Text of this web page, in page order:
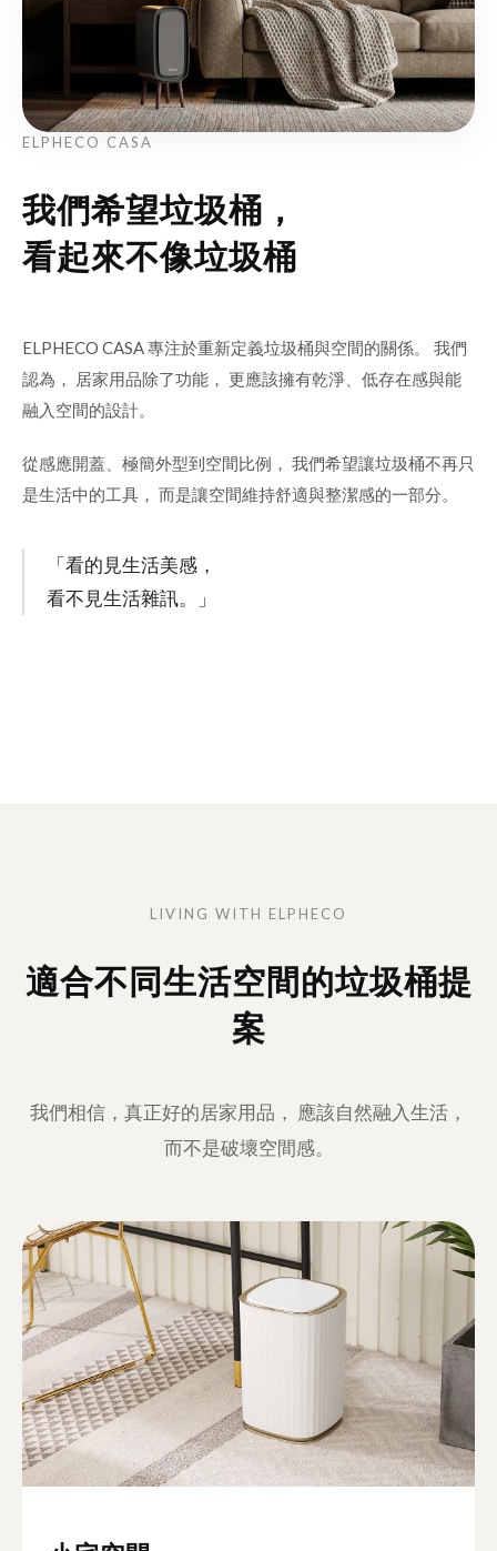
ELPHECO CASA
我們希望垃圾桶，
看起來不像垃圾桶
ELPHECO CASA 專注於重新定義垃圾桶與空間的關係。 我們
認為， 居家用品除了功能， 更應該擁有乾淨、低存在感與能
融入空間的設計。
從感應開蓋、極簡外型到空間比例， 我們希望讓垃圾桶不再只
是生活中的工具， 而是讓空間維持舒適與整潔感的一部分。
「看的見生活美感，
看不見生活雜訊。」
LIVING WITH ELPHECO
適合不同生活空間的垃圾桶提
案
我們相信，真正好的居家用品， 應該自然融入生活，
而不是破壞空間感。